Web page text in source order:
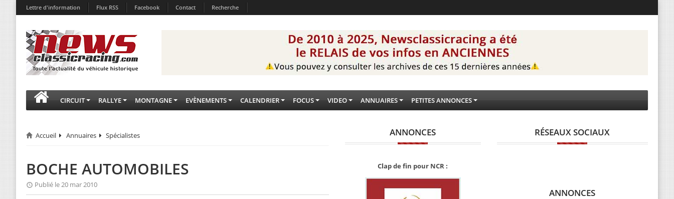
Lettre d'information Flux RSS Facebook Contact Recherche
CIRCUIT RALLYE MONTAGNE EVÈNEMENTS CALENDRIER FOCUS VIDEO ANNUAIRES PETITES ANNONCES
Accueil Annuaires Spécialistes
BOCHE AUTOMOBILES
Publié le 20 mar 2010
ANNONCES
Clap de fin pour NCR :
RÉSEAUX SOCIAUX
ANNONCES